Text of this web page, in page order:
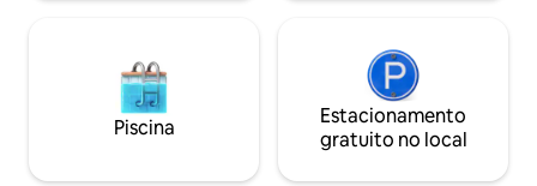
Piscina
Estacionamento
gratuito no local